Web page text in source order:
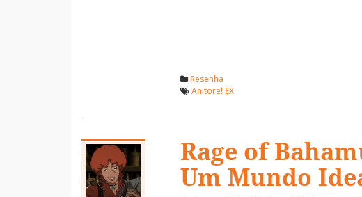
Resenha
Anitore! EX
Rage of
Um Mundo